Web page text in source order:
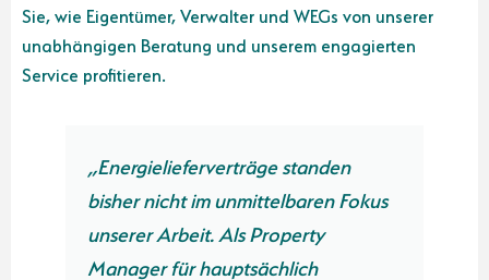
Sie, wie Eigentümer, Verwalter und WEGs von unserer
unabhängigen Beratung und unserem engagierten
Service profitieren.
„Die Zusammenarbeit mit der aseco
GmbH war einfach großartig. Dank
ihrer Unterstützung konnten wir bei
unseren neuen Gas- und